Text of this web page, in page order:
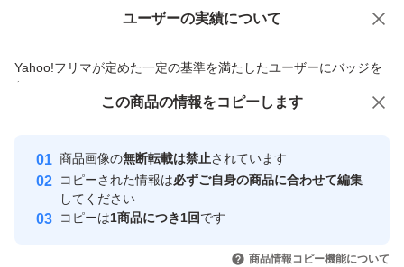
ユーザーの実績について
Yahoo!フリマが定めた一定の基準を満たしたユーザーにバッジを
付与しています
安心取引出品者
心・安全なユーザーです
取引実績
引を完了させた実績があります
価格の相談 商品への質問
この商品の情報をコピーします
商品画像の無断転載は禁止されています
コピーされた情報は必ずご自身の商品に合わせて編集
してください
コピーは1商品につき1回です
商品情報コピー機能について
この商品をみている人にオススメ